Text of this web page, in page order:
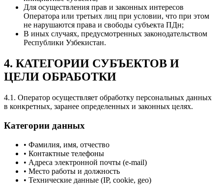
Для осуществления прав и законных интересов
Оператора или третьих лиц при условии, что при этом
не нарушаются права и свободы субъекта ПДн;
В иных случаях, предусмотренных законодательством
Республики Узбекистан.
4. КАТЕГОРИИ СУБЪЕКТОВ И
ЦЕЛИ ОБРАБОТКИ
4.1. Оператор осуществляет обработку персональных данных
в конкретных, заранее определенных и законных целях.
Категории данных
• Фамилия, имя, отчество
• Контактные телефоны
• Адреса электронной почты (e-mail)
• Место работы и должность
• Технические данные (IP, cookie, geo)